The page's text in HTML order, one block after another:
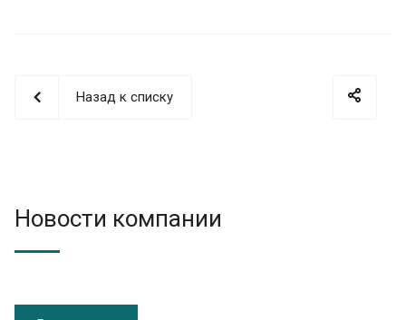
Назад к списку
Новости компании